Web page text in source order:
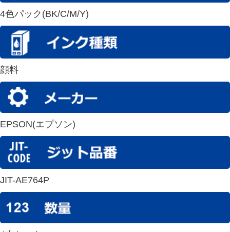
4色パック(BK/C/M/Y)
顔料
EPSON(エプソン)
JIT-AE764P